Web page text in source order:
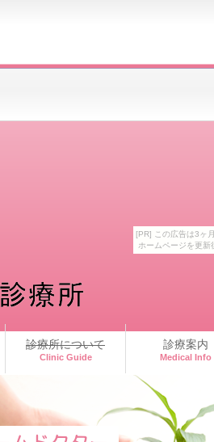
[PR] この広告は3ヶ
ホームページを更
診療所について
Clinic Guide
診療案内
Medical Info